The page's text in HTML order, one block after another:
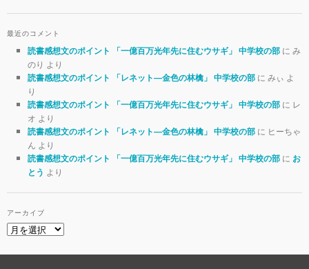
最近のコメント
読書感想文のポイント 「一億百万光年先に住むウサギ」 中学校の部に み
のり より
読書感想文のポイント 「レネット―金色の林檎」 中学校の部に みぃ よ
り
読書感想文のポイント 「一億百万光年先に住むウサギ」 中学校の部に レ
オ より
読書感想文のポイント 「レネット―金色の林檎」 中学校の部に ヒーちゃ
ん より
読書感想文のポイント 「一億百万光年先に住むウサギ」 中学校の部に お
とう より
アーカイブ